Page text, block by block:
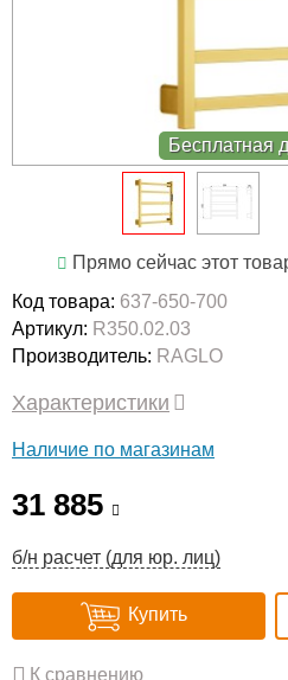
Бесплатная
Прямо сейчас этот
Код товара: 637-650-700
Артикул: R350.02.03
Производитель: RAGLO
Характеристики
Наличие по магазинам
31 885
б/н расчет (для юр. лиц)
Купить
К сравнению